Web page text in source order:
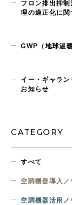
フロン排出抑
理の適正化に関
GWP（地球温
イー・ギャラ
お知らせ
CATEGORY
すべて
空調機器導入ノ
空調機器活用ノ